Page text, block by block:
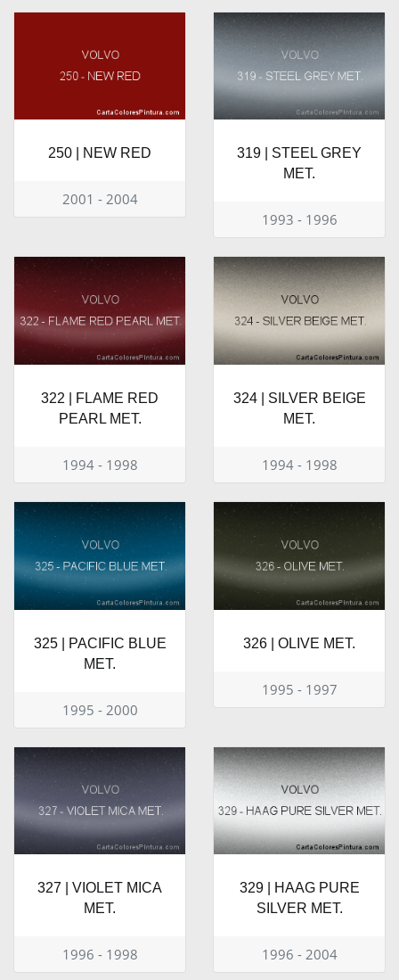
250 | NEW RED
2001 - 2004
319 | STEEL GREY
MET.
1993 - 1996
322 | FLAME RED
PEARL MET.
1994 - 1998
324 | SILVER BEIGE
MET.
1994 - 1998
325 | PACIFIC BLUE
MET.
1995 - 2000
326 | OLIVE MET.
1995 - 1997
327 | VIOLET MICA
MET.
1996 - 1998
329 | HAAG PURE
SILVER MET.
1996 - 2004